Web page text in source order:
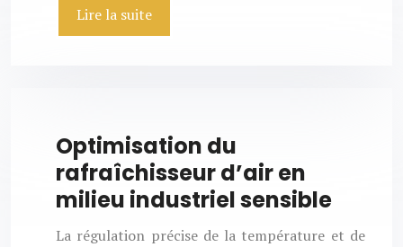
Lire la suite
Optimisation du
rafraîchisseur d’air en
milieu industriel sensible
La régulation précise de la température et de